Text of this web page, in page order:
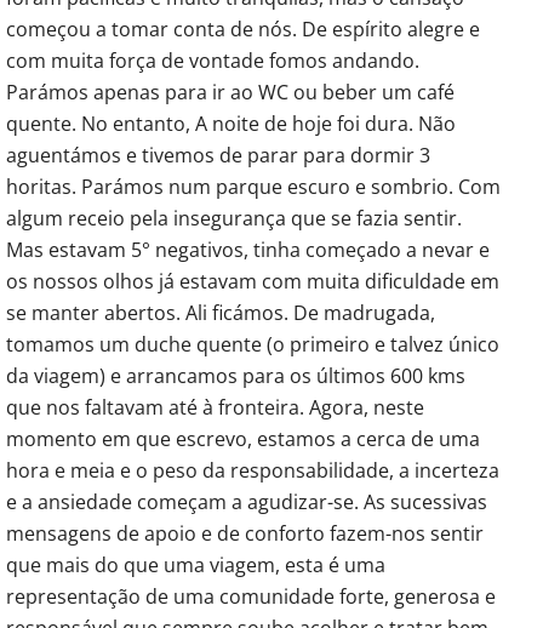
começou a tomar conta de nós. De espírito alegre e
com muita força de vontade fomos andando.
Parámos apenas para ir ao WC ou beber um café
quente. No entanto, A noite de hoje foi dura. Não
aguentámos e tivemos de parar para dormir 3
horitas. Parámos num parque escuro e sombrio. Com
algum receio pela insegurança que se fazia sentir.
Mas estavam 5° negativos, tinha começado a nevar e
os nossos olhos já estavam com muita dificuldade em
se manter abertos. Ali ficámos. De madrugada,
tomamos um duche quente (o primeiro e talvez único
da viagem) e arrancamos para os últimos 600 kms
que nos faltavam até à fronteira. Agora, neste
momento em que escrevo, estamos a cerca de uma
hora e meia e o peso da responsabilidade, a incerteza
e a ansiedade começam a agudizar-se. As sucessivas
mensagens de apoio e de conforto fazem-nos sentir
que mais do que uma viagem, esta é uma
representação de uma comunidade forte, generosa e